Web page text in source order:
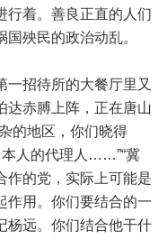
行着。善良正直的人们
殃民的政治动乱。
一招待所的大餐厅里又
达赤膊上阵，正在唐山
的地区，你们晓得
人的代理人……”“冀
作的党，实际上可能是
作用。你们要结合的一
远。你们结合他干什